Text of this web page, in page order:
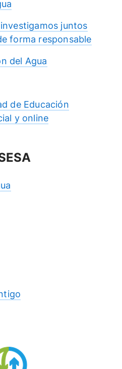
juntos
forma responsable
del Agua
de Educación
y online